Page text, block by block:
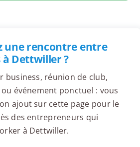
une rencontre entre
Dettwiller ?
business, réunion de club,
événement ponctuel : vous
ajout sur cette page pour le
des entrepreneurs qui
à Dettwiller.